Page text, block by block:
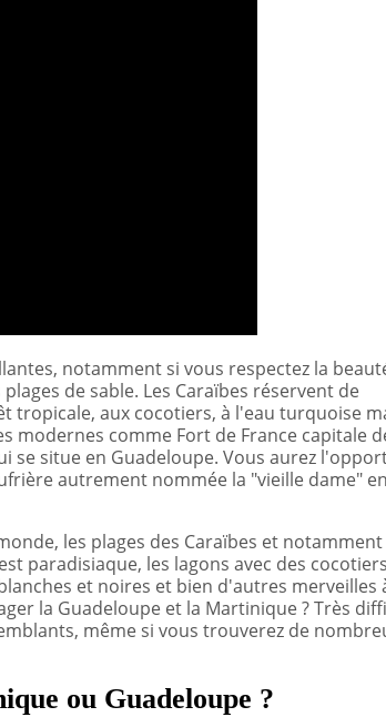
notamment si vous respectez la
de sable. Les Caraïbes réservent de
tropicale, aux cocotiers, à l'eau turquoise
modernes comme Fort de France capitale
se situe en Guadeloupe. Vous aurez
autrement nommée la "vieille dame" en
les plages des Caraïbes et notamment
paradisiaque, les lagons avec des
et noires et bien d'autres merveilles
la Guadeloupe et la Martinique ? Très
même si vous trouverez de
ou Guadeloupe ?